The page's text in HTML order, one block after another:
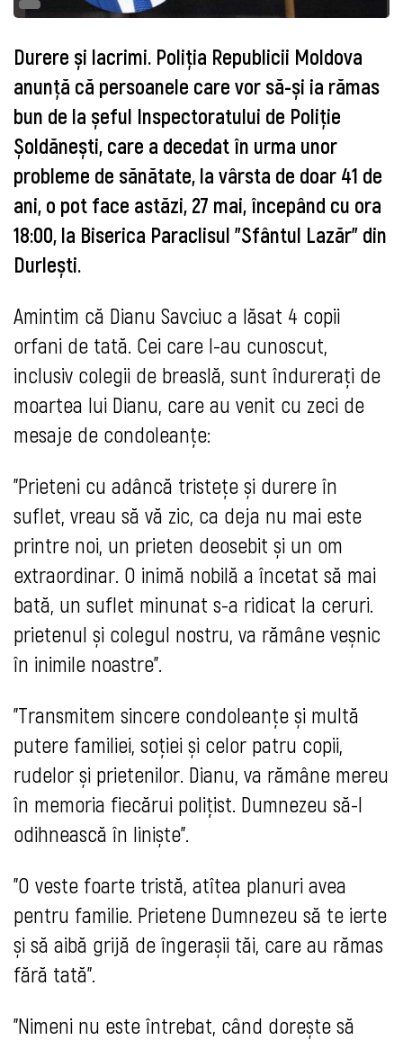
Durere și lacrimi. Poliția Republicii Moldova
anunță că persoanele care vor să-și ia rămas
bun de la șeful Inspectoratului de Poliție
Șoldănești, care a decedat în urma unor
probleme de sănătate, la vârsta de doar 41 de
ani, o pot face astăzi, 27 mai, începând cu ora
18:00, la Biserica Paraclisul "Sfântul Lazăr" din
Durlești.
Amintim că Dianu Savciuc a lăsat 4 copii
orfani de tată. Cei care l-au cunoscut,
inclusiv colegii de breaslă, sunt îndurerați de
moartea lui Dianu, care au venit cu zeci de
mesaje de condoleanțe:
"Prieteni cu adâncă tristețe și durere în
suflet, vreau să vă zic, ca deja nu mai este
printre noi, un prieten deosebit și un om
extraordinar. O inimă nobilă a încetat să mai
bată, un suflet minunat s-a ridicat la ceruri.
prietenul și colegul nostru, va rămâne veșnic
în inimile noastre".
"Transmitem sincere condoleanțe și multă
putere familiei, soției și celor patru copii,
rudelor și prietenilor. Dianu, va rămâne mereu
în memoria fiecărui polițist. Dumnezeu să-l
odihnească în liniște".
"O veste foarte tristă, atîtea planuri avea
pentru familie. Prietene Dumnezeu să te ierte
și să aibă grijă de îngerașii tăi, care au rămas
fără tată".
"Nimeni nu este întrebat, când dorește să